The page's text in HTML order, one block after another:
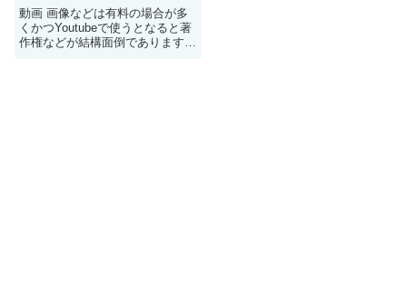
動画 画像などは有料の場合が多
くかつYoutubeで使うとなると著
作権などが結構面倒であります今